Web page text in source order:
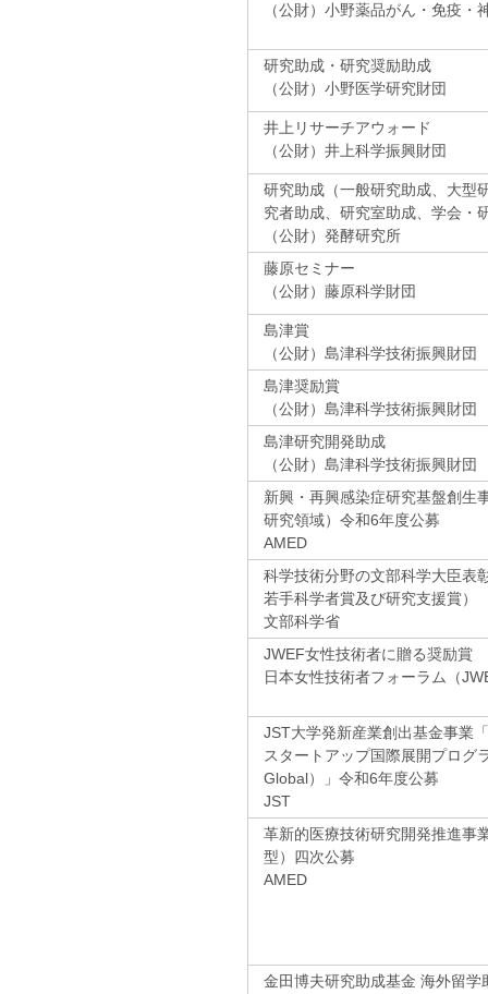
（公財）小野薬品がん・免疫・
研究助成・研究奨励助成
（公財）小野医学研究財団
井上リサーチアウォード
（公財）井上科学振興財団
研究助成（一般研究助成、大型
究者助成、研究室助成、学会・
（公財）発酵研究所
藤原セミナー
（公財）藤原科学財団
島津賞
（公財）島津科学技術振興財団
島津奨励賞
（公財）島津科学技術振興財団
島津研究開発助成
（公財）島津科学技術振興財団
新興・再興感染症研究基盤創生
研究領域）令和6年度公募
AMED
科学技術分野の文部科学大臣表
若手科学者賞及び研究支援賞）
文部科学省
JWEF女性技術者に贈る奨励賞
日本女性技術者フォーラム（
JST大学発新産業創出基金事業
スタートアップ国際展開プログ
Global）」令和6年度公募
JST
革新的医療技術研究開発推進事
型）四次公募
AMED
金田博夫研究助成基金 海外留学